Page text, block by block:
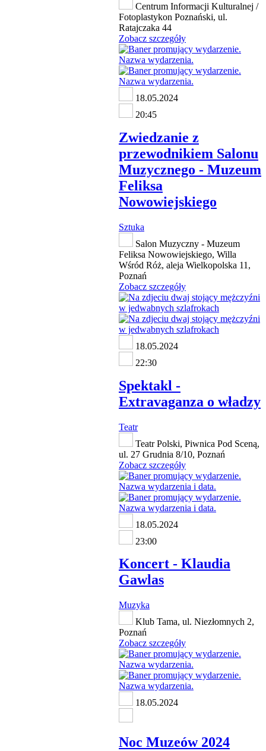
Centrum Informacji Kulturalnej /
Fotoplastykon Poznański, ul.
Ratajczaka 44
Zobacz szczegóły
18.05.2024
20:45
Zwiedzanie z
przewodnikiem Salonu
Muzycznego - Muzeum
Feliksa
Nowowiejskiego
Sztuka
Salon Muzyczny - Muzeum
Feliksa Nowowiejskiego, Willa
Wśród Róż, aleja Wielkopolska 11,
Poznań
Zobacz szczegóły
18.05.2024
22:30
Spektakl -
Extravaganza o władzy
Teatr
Teatr Polski, Piwnica Pod Sceną,
ul. 27 Grudnia 8/10, Poznań
Zobacz szczegóły
18.05.2024
23:00
Koncert - Klaudia
Gawlas
Muzyka
Klub Tama, ul. Niezłomnych 2,
Poznań
Zobacz szczegóły
18.05.2024
Noc Muzeów 2024